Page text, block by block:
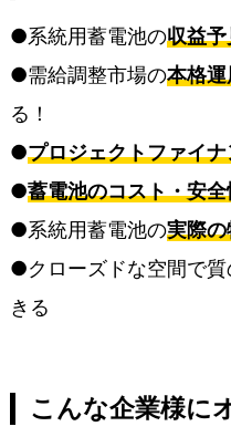
●系統用蓄電池の収益
●需給調整市場の本格
る！
●プロジェクトファイ
●蓄電池のコスト・安
●系統用蓄電池の実際
●クローズドな空間で
きる
こんな企業様に